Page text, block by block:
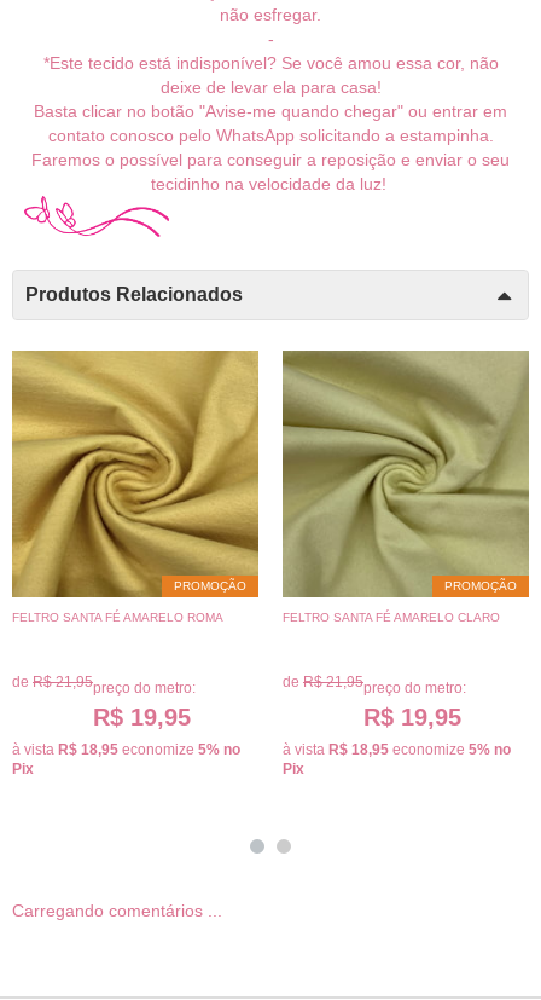
não esfregar.
-
*Este tecido está indisponível? Se você amou essa cor, não
deixe de levar ela para casa!
Basta clicar no botão "Avise-me quando chegar" ou entrar em
contato conosco pelo WhatsApp solicitando a estampinha.
Faremos o possível para conseguir a reposição e enviar o seu
tecidinho na velocidade da luz!
Produtos Relacionados
PROMOÇÃO
FELTRO SANTA FÉ AMARELO ROMA
de R$ 21,95preço do metro:
R$ 19,95
à vista R$ 18,95 economize 5% no
Pix
PROMOÇÃO
FELTRO SANTA FÉ AMARELO CLARO
de R$ 21,95preço do metro:
R$ 19,95
à vista R$ 18,95 economize 5% no
Pix
Carregando comentários ...